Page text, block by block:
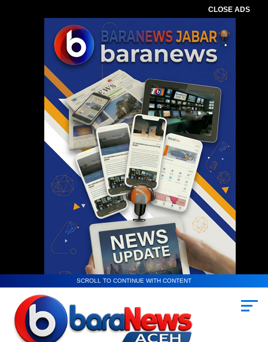
CLOSE ADS
SCROLL TO CONTINUE WITH CONTENT